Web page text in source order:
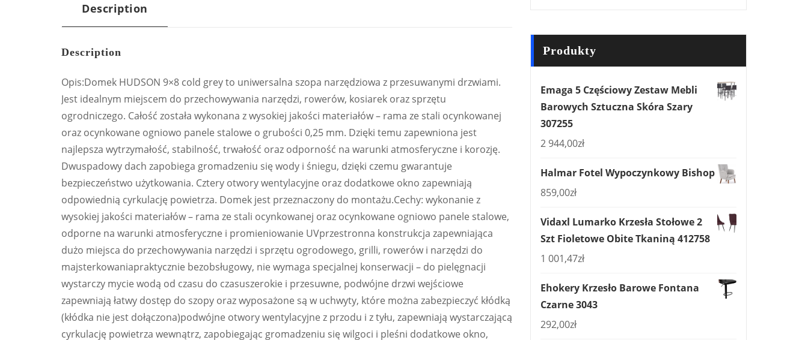
Description
Description
Opis:Domek HUDSON 9×8 cold grey to uniwersalna szopa narzędziowa z przesuwanymi drzwiami.
Jest idealnym miejscem do przechowywania narzędzi, rowerów, kosiarek oraz sprzętu
ogrodniczego. Całość została wykonana z wysokiej jakości materiałów – rama ze stali ocynkowanej
oraz ocynkowane ogniowo panele stalowe o grubości 0,25 mm. Dzięki temu zapewniona jest
najlepsza wytrzymałość, stabilność, trwałość oraz odporność na warunki atmosferyczne i korozję.
Dwuspadowy dach zapobiega gromadzeniu się wody i śniegu, dzięki czemu gwarantuje
bezpieczeństwo użytkowania. Cztery otwory wentylacyjne oraz dodatkowe okno zapewniają
odpowiednią cyrkulację powietrza. Domek jest przeznaczony do montażu.Cechy: wykonanie z
wysokiej jakości materiałów – rama ze stali ocynkowanej oraz ocynkowane ogniowo panele stalowe,
odporne na warunki atmosferyczne i promieniowanie UVprzestronna konstrukcja zapewniająca
dużo miejsca do przechowywania narzędzi i sprzętu ogrodowego, grilli, rowerów i narzędzi do
majsterkowaniapraktycznie bezobsługowy, nie wymaga specjalnej konserwacji – do pielęgnacji
wystarczy mycie wodą od czasu do czasuszerokie i przesuwne, podwójne drzwi wejściowe
zapewniają łatwy dostęp do szopy oraz wyposażone są w uchwyty, które można zabezpieczyć kłódką
(kłódka nie jest dołączona)podwójne otwory wentylacyjne z przodu i z tyłu, zapewniają wystarczającą
cyrkulację powietrza wewnątrz, zapobiegając gromadzeniu się wilgoci i pleśni dodatkowe okno,
Produkty
Emaga 5 Częściowy Zestaw Mebli
Barowych Sztuczna Skóra Szary
307255
2 944,00zł
Halmar Fotel Wypoczynkowy Bishop
859,00zł
Vidaxl Lumarko Krzesła Stołowe 2
Szt Fioletowe Obite Tkaniną 412758
1 001,47zł
Ehokery Krzesło Barowe Fontana
Czarne 3043
292,00zł